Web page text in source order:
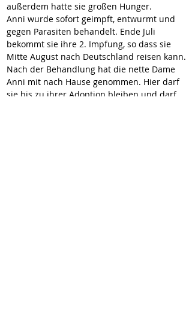
außerdem hatte sie großen Hunger.
Anni wurde sofort geimpft, entwurmt und
gegen Parasiten behandelt. Ende Juli
bekommt sie ihre 2. Impfung, so dass sie
Mitte August nach Deutschland reisen kann.
Nach der Behandlung hat die nette Dame
Anni mit nach Hause genommen. Hier darf
sie bis zu ihrer Adoption bleiben und darf